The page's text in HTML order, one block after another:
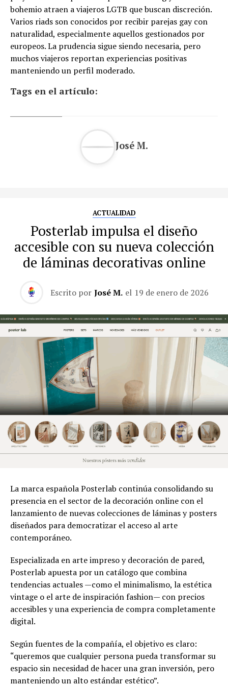
bohemio atraen a viajeros LGTB que buscan discreción.
Varios riads son conocidos por recibir parejas gay con
naturalidad, especialmente aquellos gestionados por
europeos. La prudencia sigue siendo necesaria, pero
muchos viajeros reportan experiencias positivas
manteniendo un perfil moderado.
Tags en el artículo:
José M.
ACTUALIDAD
Posterlab impulsa el diseño
accesible con su nueva colección
de láminas decorativas online
Escrito por José M. el 19 de enero de 2026
La marca española Posterlab continúa consolidando su
presencia en el sector de la decoración online con el
lanzamiento de nuevas colecciones de láminas y posters
diseñados para democratizar el acceso al arte
contemporáneo.
Especializada en arte impreso y decoración de pared,
Posterlab apuesta por un catálogo que combina
tendencias actuales —como el minimalismo, la estética
vintage o el arte de inspiración fashion— con precios
accesibles y una experiencia de compra completamente
digital.
Según fuentes de la compañía, el objetivo es claro:
“queremos que cualquier persona pueda transformar su
espacio sin necesidad de hacer una gran inversión, pero
manteniendo un alto estándar estético”.